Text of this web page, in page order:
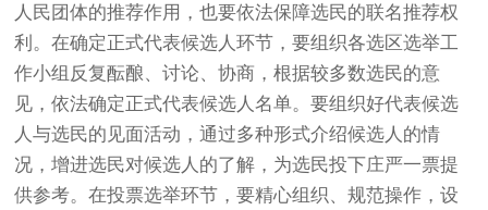
人民团体的推荐作用，也要依法保障选民的联名推荐权
利。在确定正式代表候选人环节，要组织各选区选举工
作小组反复酝酿、讨论、协商，根据较多数选民的意
见，依法确定正式代表候选人名单。要组织好代表候选
人与选民的见面活动，通过多种形式介绍候选人的情
况，增进选民对候选人的了解，为选民投下庄严一票提
供参考。在投票选举环节，要精心组织、规范操作，设